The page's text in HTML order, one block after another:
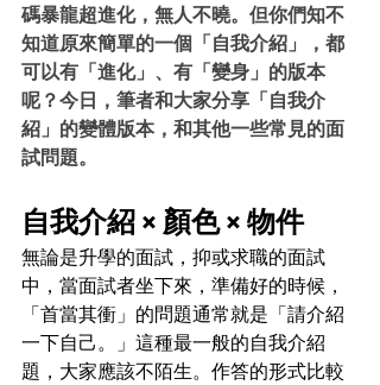
碼暴龍超進化，無人不曉。但你們知不
知道原來簡單的一個「自我介紹」，都
可以有「進化」、有「變身」的版本
呢？今日，筆者和大家分享「自我介
紹」的變體版本，和其他一些常見的面
試問題。
自我介紹 × 顏色 × 物件
無論是升學的面試，抑或求職的面試
中，當面試者坐下來，準備好的時候，
「首當其衝」的問題通常就是「請介紹
一下自己。」這種最一般的自我介紹
題，大家應該不陌生。作答的形式比較